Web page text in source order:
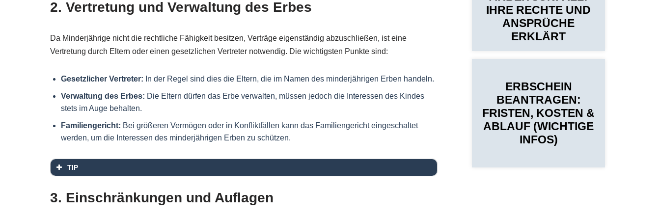
2. Vertretung und Verwaltung des Erbes
Da Minderjährige nicht die rechtliche Fähigkeit besitzen, Verträge eigenständig abzuschließen, ist eine
Vertretung durch Eltern oder einen gesetzlichen Vertreter notwendig. Die wichtigsten Punkte sind:
Gesetzlicher Vertreter: In der Regel sind dies die Eltern, die im Namen des minderjährigen Erben handeln.
Verwaltung des Erbes: Die Eltern dürfen das Erbe verwalten, müssen jedoch die Interessen des Kindes
stets im Auge behalten.
Familiengericht: Bei größeren Vermögen oder in Konfliktfällen kann das Familiengericht eingeschaltet
werden, um die Interessen des minderjährigen Erben zu schützen.
TIP
3. Einschränkungen und Auflagen
IHRE RECHTE UND
ANSPRÜCHE
ERKLÄRT
ERBSCHEIN
BEANTRAGEN:
FRISTEN, KOSTEN &
ABLAUF (WICHTIGE
INFOS)